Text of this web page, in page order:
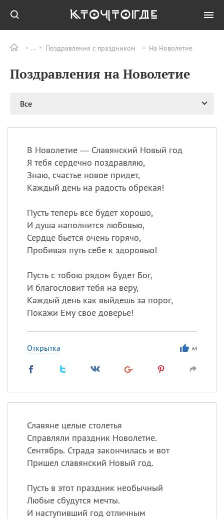
Поздравления с праздником На Новолетие
Поздравления на Новолетие
Все
В Новолетие — Славянский Новый год
Я тебя сердечно поздравляю,
Знаю, счастье новое придет,
Каждый день на радость обрекая!
Пусть теперь все будет хорошо,
И душа наполнится любовью,
Сердце бьется очень горячо,
Пробивая путь себе к здоровью!
Пусть с тобою рядом будет Бог,
И благословит тебя на веру,
Каждый день как выйдешь за порог,
Покажи Ему свое доверье!
Открытка 64
Славяне целые столетья
Справляли праздник Новолетие.
Сентябрь. Страда закончилась и вот
Пришел славянский Новый год.
Пусть в этот праздник необычный
Любые сбудутся мечты.
И наступивший год отличным
ПРАЗДНИКИ Все
06.08 Преображение
Господне у западных
Бориса и Глеба, во
Романа и Давида
07.08 День ассирийских
мучеников
07.08 Национальный день
07.08 Годовщина битвы при
Бояка
ИМЕНА
Сегодня празднуют именины
Анатолий, Афанасий,
,Еще
Посмотреть значение